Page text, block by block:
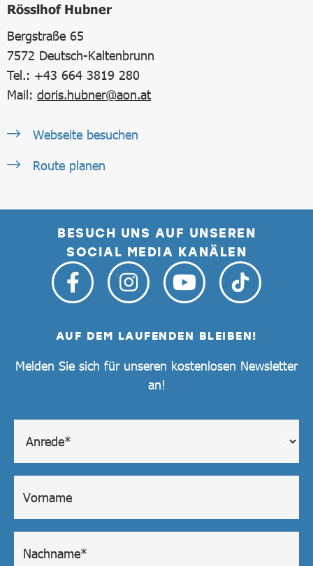
Rösslhof Hubner
Bergstraße 65
7572 Deutsch-Kaltenbrunn
Tel.: +43 664 3819 280
Mail: doris.hubner@aon.at
Webseite besuchen
Route planen
BESUCH UNS AUF UNSEREN
SOCIAL MEDIA KANÄLEN
AUF DEM LAUFENDEN BLEIBEN!
Melden Sie sich für unseren kostenlosen Newsletter
an!